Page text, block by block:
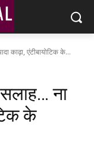
काढ़ा, एंटीबायोटिक के...
ना
के